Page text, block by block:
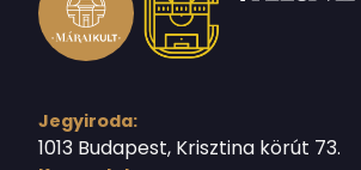
Jegyiroda:
1013 Budapest, Krisztina körút 73.